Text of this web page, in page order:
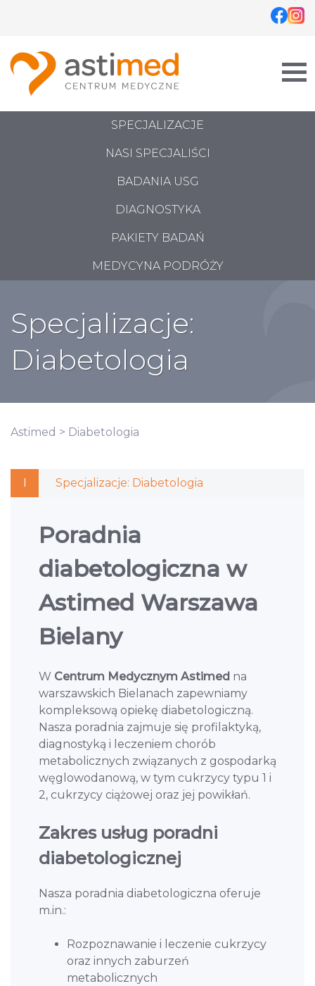
SPECJALIZACJE
NASI SPECJALIŚCI
BADANIA USG
DIAGNOSTYKA
PAKIETY BADAŃ
MEDYCYNA PODRÓŻY
Specjalizacje:
Diabetologia
Astimed > Diabetologia
I Specjalizacje: Diabetologia
Poradnia
diabetologiczna w
Astimed Warszawa
Bielany
W Centrum Medycznym Astimed na
warszawskich Bielanach zapewniamy
kompleksową opiekę diabetologiczną.
Nasza poradnia zajmuje się profilaktyką,
diagnostyką i leczeniem chorób
metabolicznych związanych z gospodarką
węglowodanową, w tym cukrzycy typu 1 i
2, cukrzycy ciążowej oraz jej powikłań.
Zakres usług poradni
diabetologicznej
Nasza poradnia diabetologiczna oferuje
m.in.:
Rozpoznawanie i leczenie cukrzycy
oraz innych zaburzeń
metabolicznych